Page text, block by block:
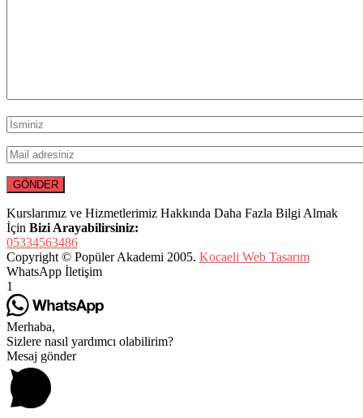
Kurslarımız ve Hizmetlerimiz Hakkında Daha Fazla Bilgi Almak
İçin Bizi Arayabilirsiniz:
05334563486
Copyright © Popüler Akademi 2005. Kocaeli Web Tasarım
WhatsApp İletişim
1
Merhaba,
Sizlere nasıl yardımcı olabilirim?
Mesaj gönder